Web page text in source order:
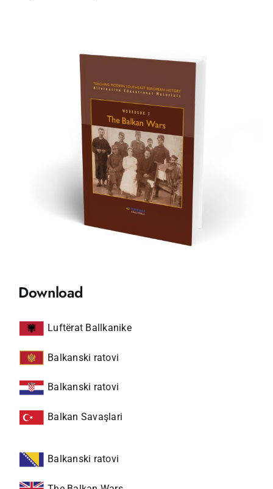
Download
Luftërat Ballkanike
Balkanski ratovi
Balkanski ratovi
Balkan Savaşlari
Balkanski ratovi